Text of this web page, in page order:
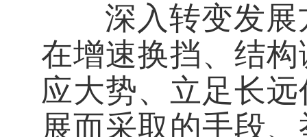
深入转变发展
在增速换挡、结
应大势、立足长
展而采取的手段